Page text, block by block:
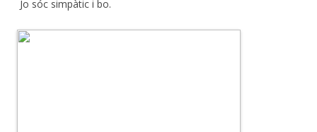
Jo sóc simpàtic i bo.